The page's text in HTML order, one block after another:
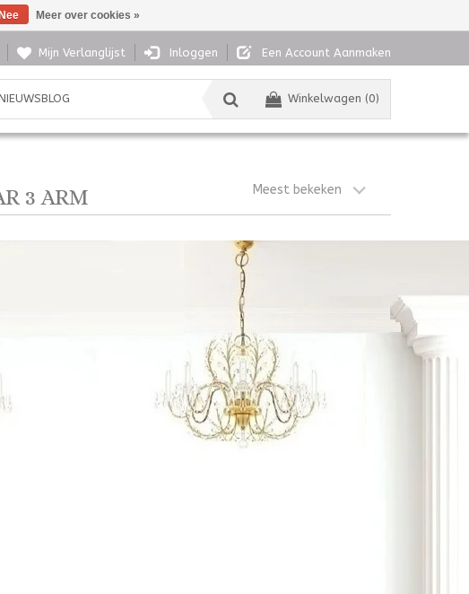
Mijn Verlanglijst Inloggen Een Account Aanmaken
Winkelwagen (0)
3 ARM Meest bekeken
Nee Meer over cookies »